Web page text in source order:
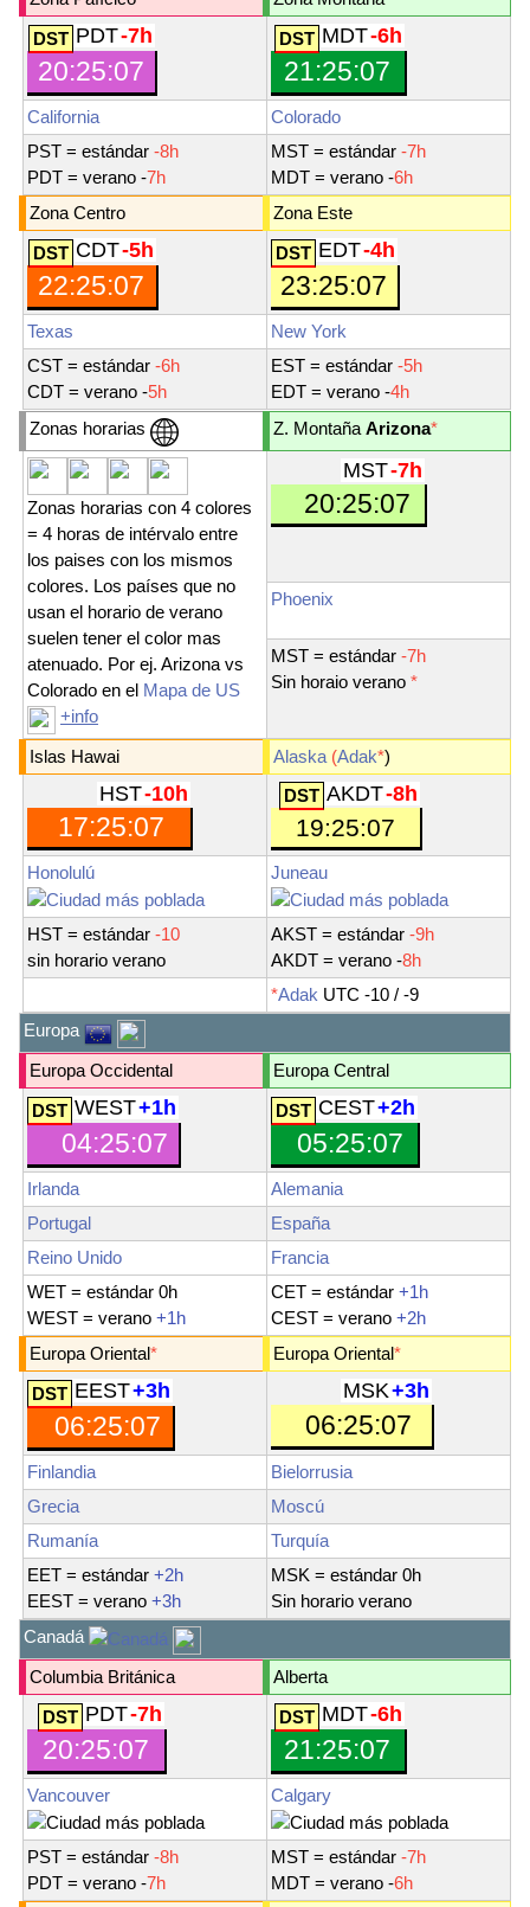
PDT-7h
20:25:07
MDT-6h
21:25:07
California
Colorado
PST = estándar -8h
PDT = verano -7h
MST = estándar -7h
MDT = verano -6h
Zona Centro
Zona Este
CDT-5h
22:25:07
EDT-4h
23:25:07
Texas
New York
CST = estándar -6h
CDT = verano -5h
EST = estándar -5h
EDT = verano -4h
Zonas horarias
Z. Montaña Arizona*
Zonas horarias con 4 colores
= 4 horas de intérvalo entre
los paises con los mismos
colores. Los países que no
usan el horario de verano
suelen tener el color mas
atenuado. Por ej. Arizona vs
Colorado en el Mapa de US
+info
MST-7h
20:25:07
Phoenix
MST = estándar -7h
Sin horaio verano *
Islas Hawai Alaska (Adak*)
HST-10h
17:25:07
AKDT-8h
19:25:07
Honolulú Juneau
HST = estándar -10
sin horario verano
AKST = estándar -9h
AKDT = verano -8h
*Adak UTC -10 / -9
Europa
Europa Occidental
Europa Central
WEST+1h
04:25:08
CEST+2h
05:25:08
Irlanda
Alemania
Portugal
España
Reino Unido
Francia
WET = estándar 0h
WEST = verano +1h
CET = estándar +1h
CEST = verano +2h
Europa Oriental* Europa Oriental*
EEST+3h
06:25:08
MSK+3h
06:25:08
Finlandia
Bielorrusia
Grecia
Moscú
Rumanía
Turquía
EET = estándar +2h
EEST = verano +3h
MSK = estándar 0h
Sin horario verano
Canadá
Columbia Británica
Alberta
PDT-7h
20:25:08
MDT-6h
21:25:08
Vancouver Calgary
PST = estándar -8h
PDT = verano -7h
MST = estándar -7h
MDT = verano -6h